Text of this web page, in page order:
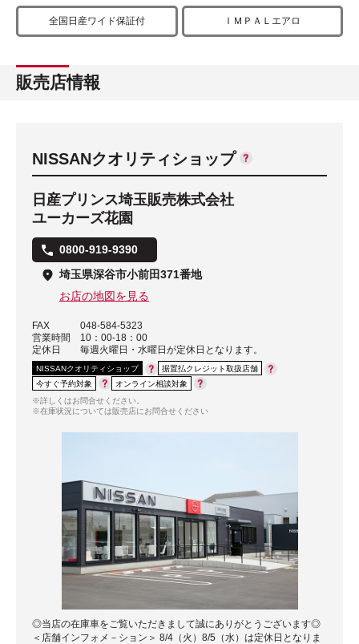
全国日産ワイド保証付 ＩＭＰＡＬエアロ
販売店情報
NISSANクオリティショップ
日産プリンス埼玉販売株式会社
ユーカーズ花園
0800-919-9390
埼玉県深谷市小前田371番地
お店の地図を見る
FAX
048-584-5323
営業時間
10：00-18：00
定休日
毎週火曜日・水曜日が定休日となります。
NISSANクオリティショップ
据置払クレジット取扱店舗
今すぐ予約対象
オンライン相談対象
※詳しくはお問合せください。
※在庫状況については販売店にお問合せください
◎当店の在庫車をご覧いただきまして誠にありがとうございます◎
＜店舗インフォメ－ション＞ 8/4（火）8/5（水）は定休日となりま